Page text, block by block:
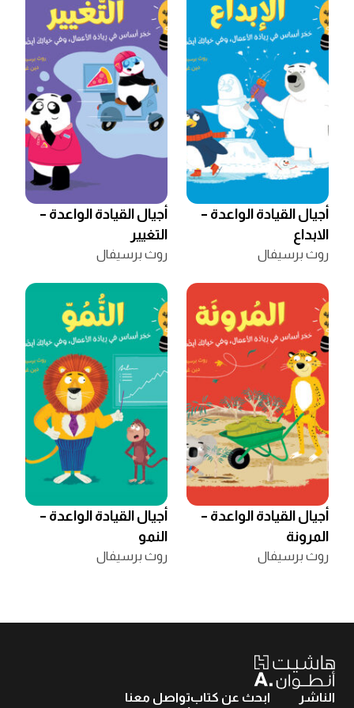
أجيال القيادة الواعدة –
الابداع
روث برسيفال
أجيال القيادة الواعدة –
التغيير
روث برسيفال
أجيال القيادة الواعدة –
المرونة
روث برسيفال
أجيال القيادة الواعدة –
النمو
روث برسيفال
الناشر ابحث عن كتابتواصل معنا